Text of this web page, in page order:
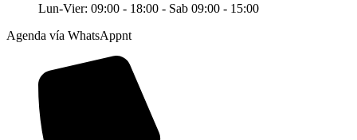
Lun-Vier: 09:00 - 18:00 - Sab 09:00 - 15:00
Agenda vía WhatsAppnt